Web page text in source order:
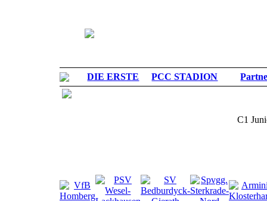
DIE ERSTE PCC STADION
C1